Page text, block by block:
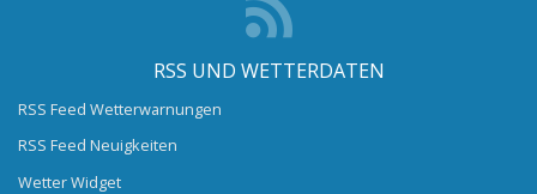
RSS UND WETTERDATEN
RSS Feed Wetterwarnungen
RSS Feed Neuigkeiten
Wetter Widget